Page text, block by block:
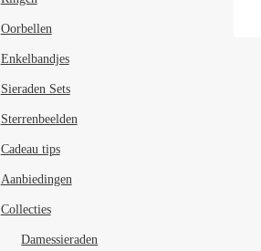
Oorbellen
Enkelbandjes
Sieraden Sets
Sterrenbeelden
Cadeau tips
Aanbiedingen
Collecties
Damessieraden